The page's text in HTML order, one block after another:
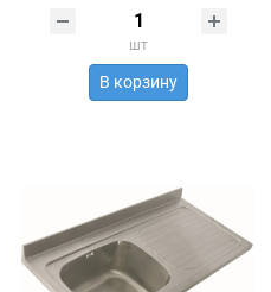
шт
В корзину